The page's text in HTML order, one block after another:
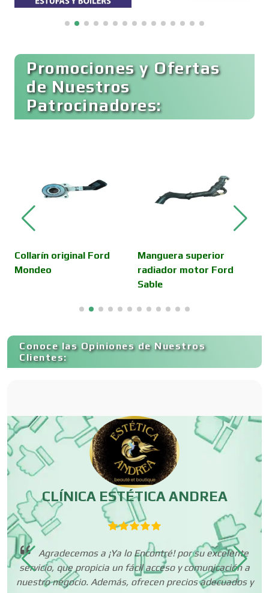
Cafeterías
Cámaras de Comercio
Cancelería de Aluminio
Capacitación
Carpinterías
Centros Comerciales
Centros de Espectáculos
Centros de Nutrición
Promociones y Ofertas
de Nuestros
Patrocinadores:
Collarín original Ford
Mondeo
Manguera superior
radiador motor Ford
Sable
Conoce las Opiniones de Nuestros
Clientes:
CLÍNICA ESTÉTICA ANDREA
Agradecemos a ¡Ya lo Encontré! por su excelente
servicio, que propicia un fácil acceso y comunicación a
nuestro negocio. Además, ofrecen precios adecuados y